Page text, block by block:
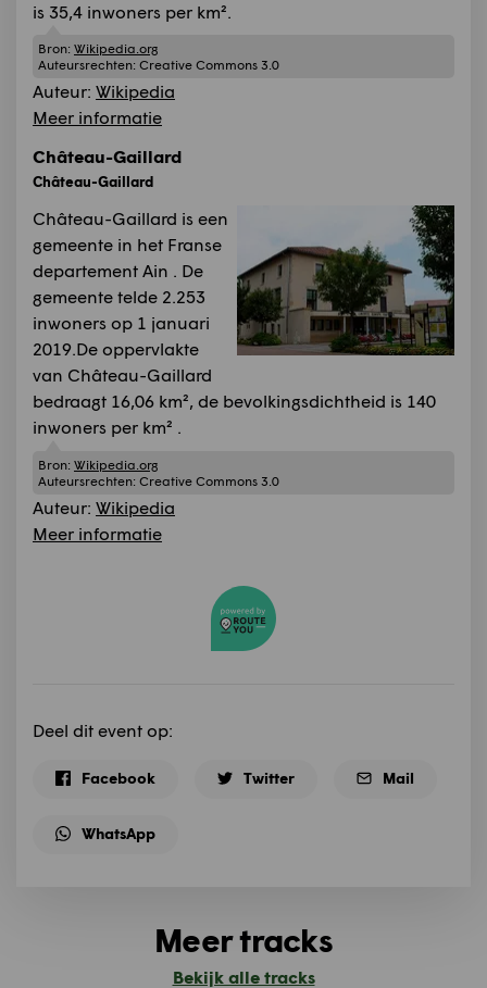
is 35,4 inwoners per km².
Bron: Wikipedia.org
Auteursrechten: Creative Commons 3.0
Auteur: Wikipedia
Meer informatie
Château-Gaillard
Château-Gaillard
Château-Gaillard is een
gemeente in het Franse
departement Ain . De
gemeente telde 2.253
inwoners op 1 januari
2019.De oppervlakte
van Château-Gaillard
bedraagt 16,06 km², de bevolkingsdichtheid is 140
inwoners per km² .
Bron: Wikipedia.org
Auteursrechten: Creative Commons 3.0
Auteur: Wikipedia
Meer informatie
Deel dit event op:
Facebook Twitter Mail
WhatsApp
Meer tracks
Bekijk alle tracks